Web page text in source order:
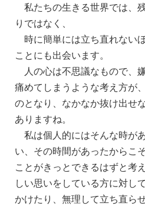
私たちの生きる世界では、
りではなく、
時に簡単には立ち直れない
ことにも出会います。
人の心は不思議なもので、
痛めてしまうような考え方が
のとなり、なかなか抜け出せ
ありますね。
私は個人的にはそんな時が
い、その時間があったからこ
ことがきっとできるはずと考
しい思いをしている方に対し
かけたり、無理して立ち直ら